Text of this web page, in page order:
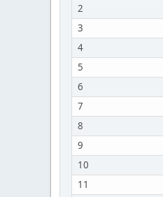
2
3
4
5
6
7
8
9
10
11